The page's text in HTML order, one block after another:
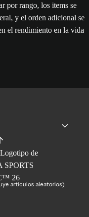
por rango, los items se
y el orden adicional se
el rendimiento en la vida
artículos aleatorios)